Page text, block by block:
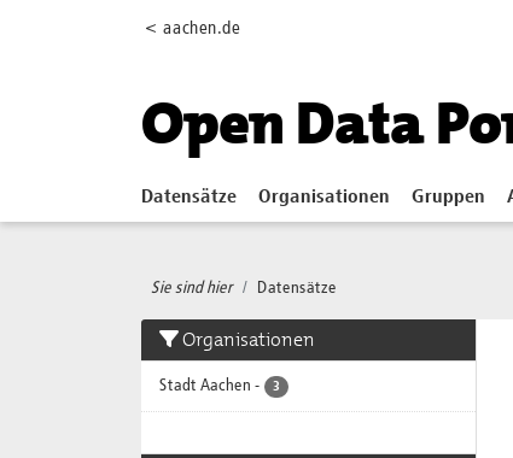
< aachen.de
Open Data
Datensätze Organisationen Gruppen
Sie sind hier Datensätze
Organisationen
Stadt Aachen - 3